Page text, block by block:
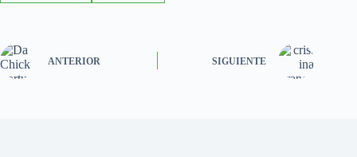
ANTERIOR SIGUIENTE